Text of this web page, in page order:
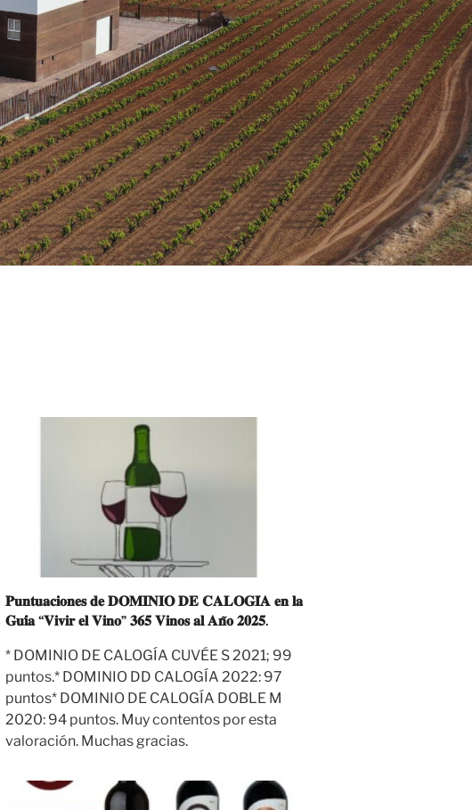
𝐏𝐮𝐧𝐭𝐮𝐚𝐜𝐢𝐨𝐧𝐞𝐬 𝐝𝐞 𝐃𝐎𝐌𝐈𝐍𝐈𝐎 𝐃𝐄 𝐂𝐀𝐋𝐎𝐆𝐈́𝐀 𝐞𝐧 𝐥𝐚
𝐆𝐮𝐢́𝐚 “𝐕𝐢𝐯𝐢𝐫 𝐞𝐥 𝐕𝐢𝐧𝐨” 𝟑𝟔𝟓 𝐕𝐢𝐧𝐨𝐬 𝐚𝐥 𝐀𝐧̃𝐨 𝟐𝟎𝟐𝟓.
* DOMINIO DE CALOGÍA CUVÉE S 2021; 99
puntos.* DOMINIO DD CALOGÍA 2022: 97
puntos* DOMINIO DE CALOGÍA DOBLE M
2020: 94 puntos. Muy contentos por esta
valoración. Muchas gracias.